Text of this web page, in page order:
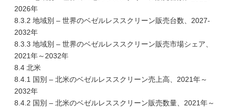
2026年
8.3.2 地域別 – 世界のベゼルレススクリーン販売台数、2027-
2032年
8.3.3 地域別 – 世界のベゼルレススクリーン販売市場シェア、
2021年～2032年
8.4 北米
8.4.1 国別 – 北米のベゼルレススクリーン売上高、2021年～
2032年
8.4.2 国別 – 北米のベゼルレススクリーン販売数量、2021年～